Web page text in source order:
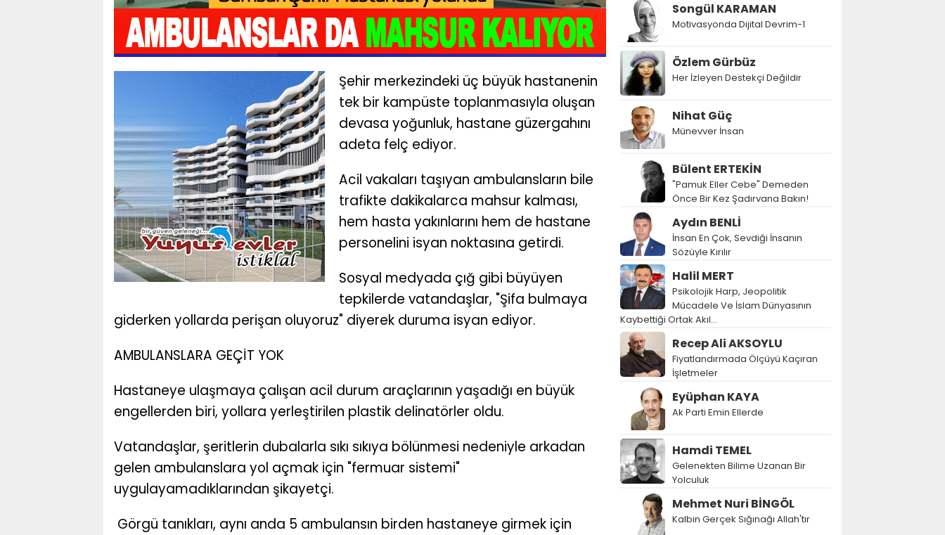
Şehir merkezindeki üç büyük hastanenin
tek bir kampüste toplanmasıyla oluşan
devasa yoğunluk, hastane güzergahını
adeta felç ediyor.
Acil vakaları taşıyan ambulansların bile
trafikte dakikalarca mahsur kalması,
hem hasta yakınlarını hem de hastane
personelini isyan noktasına getirdi.
Sosyal medyada çığ gibi büyüyen
tepkilerde vatandaşlar, "Şifa bulmaya
giderken yollarda perişan oluyoruz" diyerek duruma isyan ediyor.
AMBULANSLARA GEÇİT YOK
Hastaneye ulaşmaya çalışan acil durum araçlarının yaşadığı en büyük
engellerden biri, yollara yerleştirilen plastik delinatörler oldu.
Vatandaşlar, şeritlerin dubalarla sıkı sıkıya bölünmesi nedeniyle arkadan
gelen ambulanslara yol açmak için "fermuar sistemi"
uygulayamadıklarından şikayetçi.
Görgü tanıkları, aynı anda 5 ambulansın birden hastaneye girmek için
Songül KARAMAN
Motivasyonda Dijital Devrim-1
Özlem Gürbüz
Her İzleyen Destekçi Değildir
Nihat Güç
Münevver İnsan
Bülent ERTEKİN
"Pamuk Eller Cebe" Demeden
Önce Bir Kez Şadırvana Bakın!
Aydın BENLİ
İnsan En Çok, Sevdiği İnsanın
Sözüyle Kırılır
Halil MERT
Psikolojik Harp, Jeopolitik
Mücadele Ve İslam Dünyasının
Kaybettiği Ortak Akıl…
Recep Ali AKSOYLU
Fiyatlandırmada Ölçüyü Kaçıran
İşletmeler
Eyüphan KAYA
Ak Parti Emin Ellerde
Hamdi TEMEL
Gelenekten Bilime Uzanan Bir
Yolculuk
Mehmet Nuri BİNGÖL
Kalbin Gerçek Sığınağı Allah'tır